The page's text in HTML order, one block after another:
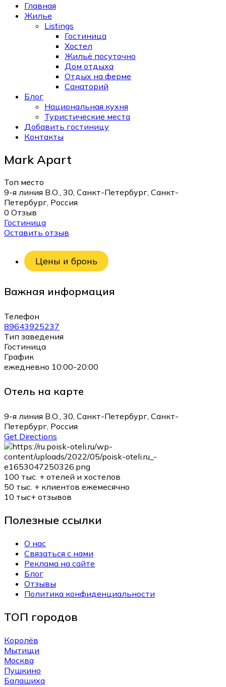
Главная
Жилье
Listings
Гостиница
Хостел
Жильё посуточно
Дом отдыха
Отдых на ферме
Санаторий
Блог
Национальная кухня
Туристические места
Добавить гостиницу
Контакты
Mark Apart
Топ место
9-я линия В.О., 30, Санкт-Петербург, Санкт-
Петербург, Россия
0 Отзыв
Гостиница
Оставить отзыв
Цены и бронь
Важная информация
Телефон
89643925237
Тип заведения
Гостиница
График
ежедневно 10:00-20:00
Отель на карте
9-я линия В.О., 30, Санкт-Петербург, Санкт-
Петербург, Россия
Get Directions
100 тыс. + отелей и хостелов
50 тыс. + клиентов ежемесячно
10 тыс+ отзывов
Полезные ссылки
О нас
Связаться с нами
Реклама на сайте
Блог
Отзывы
Политика конфиденциальности
ТОП городов
Королёв
Мытищи
Москва
Пушкино
Балашиха